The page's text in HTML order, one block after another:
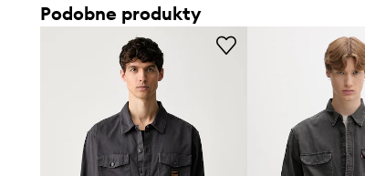
- Miękki kołnierzyk klasyczny, typu kent.
- Długi rękaw.
- Miękkie mankiety z zapięciem na guzik.
Podobne produkty